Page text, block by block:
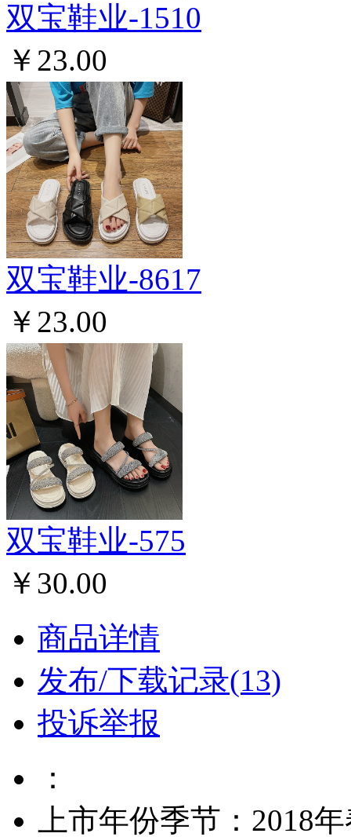
双宝鞋业-1510
￥23.00
双宝鞋业-8617
￥23.00
双宝鞋业-575
￥30.00
商品详情
发布/下载记录(13)
投诉举报
：
上市年份季节：2018